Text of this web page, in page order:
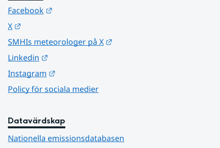
Facebook
X
SMHIs meteorologer på X
Linkedin
Instagram
Policy för sociala medier
Datavärdskap
Nationella emissionsdatabasen